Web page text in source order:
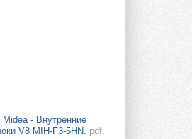
- Внутренние
V8 MIH-F3-5HN. pdf,